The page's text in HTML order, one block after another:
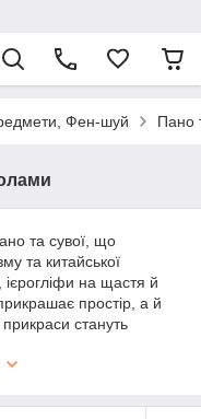
Фен-шуй Пано
та сувої, що
та китайської
на щастя й
простір, а й
прикраси стануть